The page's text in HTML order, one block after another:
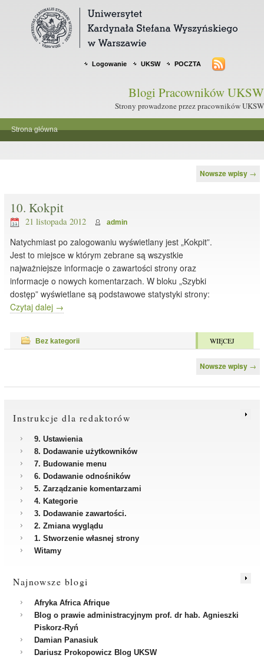
Logowanie UKSW POCZTA
Blogi Pracowników UKSW
Strony prowadzone przez pracowników UKSW
Strona główna
Nowsze wpisy →
10. Kokpit
21 listopada 2012 admin
Natychmiast po zalogowaniu wyświetlany jest „Kokpit”.
Jest to miejsce w którym zebrane są wszystkie
najważniejsze informacje o zawartości strony oraz
informacje o nowych komentarzach. W bloku „Szybki
dostęp” wyświetlane są podstawowe statystyki strony:
Czytaj dalej →
Bez kategorii WIĘCEJ
Nowsze wpisy →
Instrukcje dla redaktorów
9. Ustawienia
8. Dodawanie użytkowników
7. Budowanie menu
6. Dodawanie odnośników
5. Zarządzanie komentarzami
4. Kategorie
3. Dodawanie zawartości.
2. Zmiana wyglądu
1. Stworzenie własnej strony
Witamy
Najnowsze blogi
Afryka Africa Afrique
Blog o prawie administracyjnym prof. dr hab. Agnieszki
Piskorz-Ryń
Damian Panasiuk
Dariusz Prokopowicz Blog UKSW